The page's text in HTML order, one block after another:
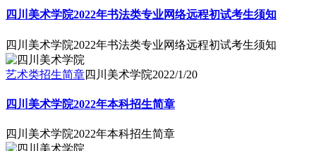
四川美术学院2022年书法类专业网络远程初试考生须知
四川美术学院2022年书法类专业网络远程初试考生须知
艺术类招生简章四川美术学院2022/1/20
四川美术学院2022年本科招生简章
四川美术学院2022年本科招生简章